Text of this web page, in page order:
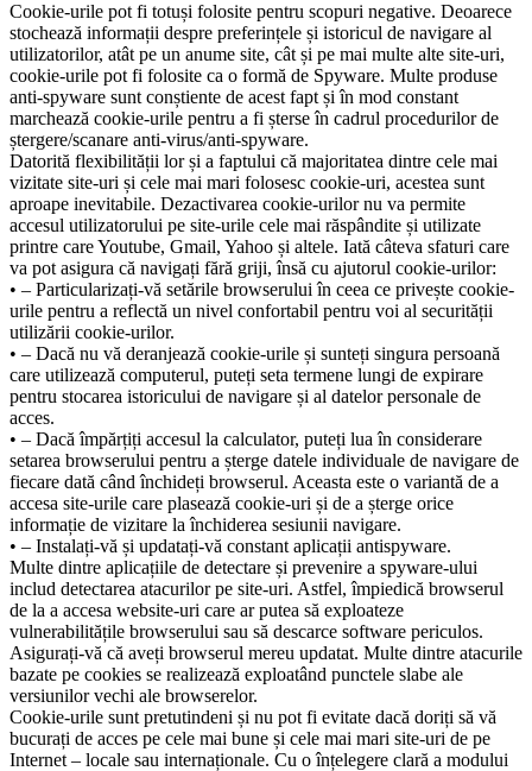
Cookie-urile pot fi totuși folosite pentru scopuri negative. Deoarece
stochează informații despre preferințele și istoricul de navigare al
utilizatorilor, atât pe un anume site, cât și pe mai multe alte site-uri,
cookie-urile pot fi folosite ca o formă de Spyware. Multe produse
anti-spyware sunt conștiente de acest fapt și în mod constant
marchează cookie-urile pentru a fi șterse în cadrul procedurilor de
ștergere/scanare anti-virus/anti-spyware.
Datorită flexibilității lor și a faptului că majoritatea dintre cele mai
vizitate site-uri și cele mai mari folosesc cookie-uri, acestea sunt
aproape inevitabile. Dezactivarea cookie-urilor nu va permite
accesul utilizatorului pe site-urile cele mai răspândite și utilizate
printre care Youtube, Gmail, Yahoo și altele. Iată câteva sfaturi care
va pot asigura că navigați fără griji, însă cu ajutorul cookie-urilor:
• – Particularizați-vă setările browserului în ceea ce privește cookie-
urile pentru a reflectă un nivel confortabil pentru voi al securității
utilizării cookie-urilor.
• – Dacă nu vă deranjează cookie-urile și sunteți singura persoană
care utilizează computerul, puteți seta termene lungi de expirare
pentru stocarea istoricului de navigare și al datelor personale de
acces.
• – Dacă împărțiți accesul la calculator, puteți lua în considerare
setarea browserului pentru a șterge datele individuale de navigare de
fiecare dată când închideți browserul. Aceasta este o variantă de a
accesa site-urile care plasează cookie-uri și de a șterge orice
informație de vizitare la închiderea sesiunii navigare.
• – Instalați-vă și updatați-vă constant aplicații antispyware.
Multe dintre aplicațiile de detectare și prevenire a spyware-ului
includ detectarea atacurilor pe site-uri. Astfel, împiedică browserul
de la a accesa website-uri care ar putea să exploateze
vulnerabilitățile browserului sau să descarce software periculos.
Asigurați-vă că aveți browserul mereu updatat. Multe dintre atacurile
bazate pe cookies se realizează exploatând punctele slabe ale
versiunilor vechi ale browserelor.
Cookie-urile sunt pretutindeni și nu pot fi evitate dacă doriți să vă
bucurați de acces pe cele mai bune și cele mai mari site-uri de pe
Internet – locale sau internaționale. Cu o înțelegere clară a modului